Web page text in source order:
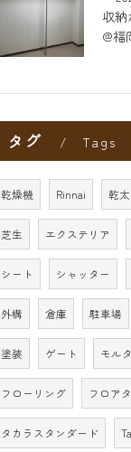
収
@福岡
タグ Tags
乾燥機 Rinnai 乾
芝生 エクステリア
シート シャッター
外構 倉庫 駐車場
塗装 ゲート モル
フローリング フロア
タカラスタンダード